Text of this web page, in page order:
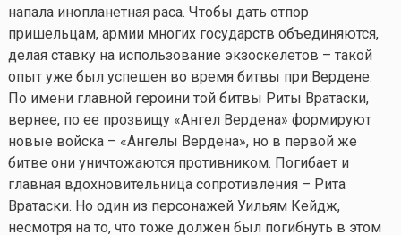
напала инопланетная раса. Чтобы дать отпор
пришельцам, армии многих государств объединяются,
делая ставку на использование экзоскелетов – такой
опыт уже был успешен во время битвы при Вердене.
По имени главной героини той битвы Риты Вратаски,
вернее, по ее прозвищу «Ангел Вердена» формируют
новые войска – «Ангелы Вердена», но в первой же
битве они уничтожаются противником. Погибает и
главная вдохновительница сопротивления – Рита
Вратаски. Но один из персонажей Уильям Кейдж,
несмотря на то, что тоже должен был погибнуть в этом